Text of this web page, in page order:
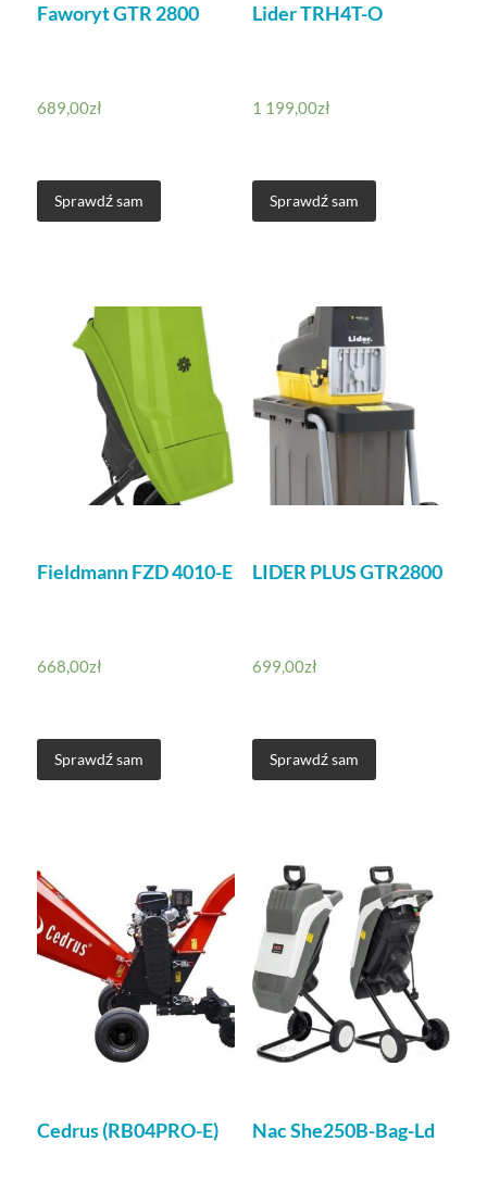
Faworyt GTR 2800
689,00zł
Sprawdź sam
Lider TRH4T-O
1 199,00zł
Sprawdź sam
Fieldmann FZD 4010-E
668,00zł
Sprawdź sam
LIDER PLUS GTR2800
699,00zł
Sprawdź sam
Cedrus (RB04PRO-E) Nac She250B-Bag-Ld